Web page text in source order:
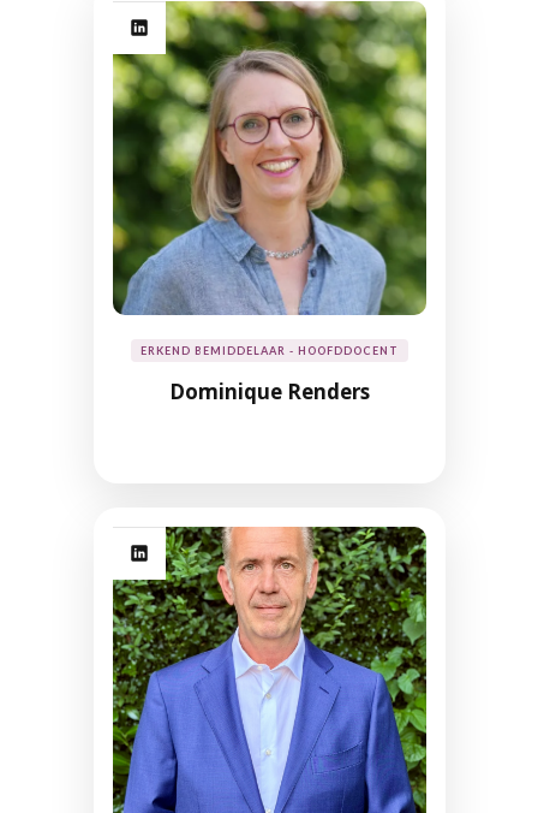
ERKEND BEMIDDELAAR - HOOFDDOCENT
Dominique Renders